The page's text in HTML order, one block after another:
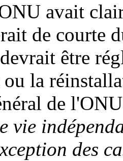
avait
de courte
être
ou la
de
vie
des